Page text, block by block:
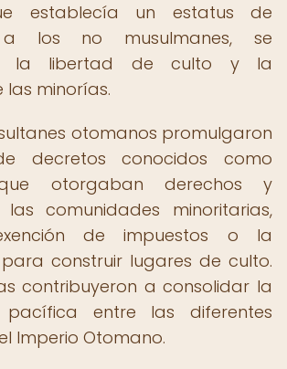
establecía un estatus de
a los no musulmanes, se
la libertad de culto y la
minorías.
otomanos promulgaron
decretos conocidos como
que otorgaban derechos y
comunidades minoritarias,
de impuestos o la
construir lugares de culto.
contribuyeron a consolidar la
pacífica entre las diferentes
Imperio Otomano.